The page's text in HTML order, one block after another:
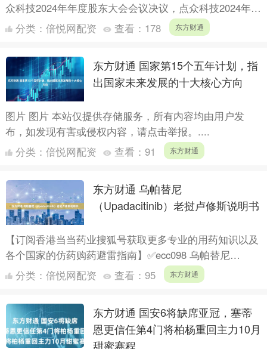
众科技2024年年度股东大会会议决议，点众科技2024年度
向全体股东派发现金红利1亿元，将按照持股比例进行....
分类： 倍悦网配资 查看： 178 东方财通
东方财通 国家第15个五年计划，指
出国家未来发展的十大核心方向
图片 图片 本站仅提供存储服务，所有内容均由用户发
布，如发现有害或侵权内容，请点击举报。....
分类： 倍悦网配资 查看： 91 东方财通
东方财通 乌帕替尼
（Upadacitinib）老挝卢修斯说明书
【订阅香港当当药业搜狐号获取更多专业的用药知识以及
各个国家的仿药购药避雷指南】✅ecc098 乌帕替尼
（Upadacitinib）说明书：精准调控免疫，重塑治疗....
分类： 倍悦网配资 查看： 95 东方财通
东方财通 国安6将缺席亚冠，塞蒂
恩更信任第4门将柏杨重回主力10月
甜蜜赛程